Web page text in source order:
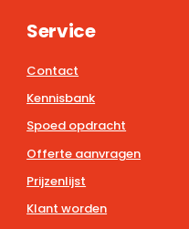
Service
Contact
Kennisbank
Spoed opdracht
Offerte aanvragen
Prijzenlijst
Klant worden